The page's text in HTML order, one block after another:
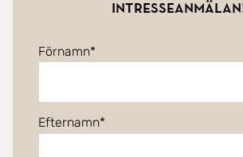
Förnamn
Efternamn